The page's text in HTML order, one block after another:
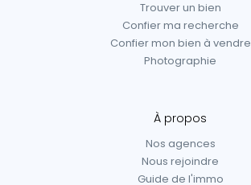
Trouver un bien
Confier ma recherche
Confier mon bien à vendre
Photographie
À propos
Nos agences
Nous rejoindre
Guide de l'immo